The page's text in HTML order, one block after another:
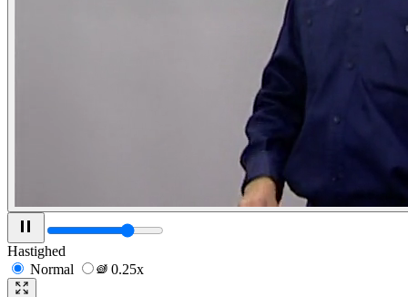
Hastighed
Normal
0.25x